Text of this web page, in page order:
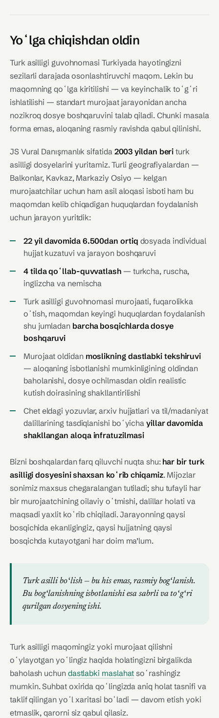
Yoʻlga chiqishdan oldin
Turk asilligi guvohnomasi Turkiyada hayotingizni
sezilarli darajada osonlashtiruvchi maqom. Lekin bu
maqomning qoʻlga kiritilishi — va keyinchalik toʻgʻri
ishlatilishi — standart murojaat jarayonidan ancha
nozikroq dosye boshqaruvini talab qiladi. Chunki masala
forma emas, aloqaning rasmiy ravishda qabul qilinishi.
JS Vural Danışmanlık sifatida 2003 yildan beri turk
asilligi dosyelarini yuritamiz. Turli geografiyalardan —
Balkonlar, Kavkaz, Markaziy Osiyo — kelgan
murojaatchilar uchun ham asil aloqasi isboti ham bu
maqomdan kelib chiqadigan huquqlardan foydalanish
uchun jarayon yuritdik:
22 yil davomida 6.500dan ortiq dosyada individual
hujjat kuzatuvi va jarayon boshqaruvi
4 tilda qoʻllab-quvvatlash— turkcha, ruscha,
inglizcha va nemischa
Turk asilligi guvohnomasi murojaati, fuqarolikka
oʻtish, maqomdan keyingi huquqlardan foydalanish
shu jumladan barcha bosqichlarda dosye
boshqaruvi
Murojaat oldidan moslikning dastlabki tekshiruvi
— aloqaning isbotlanishi mumkinligining oldindan
baholanishi, dosye ochilmasdan oldin realistic
kutish doirasining shakllantirilishi
Chet eldagi yozuvlar, arxiv hujjatlari va til/madaniyat
dalillarining tasdiqlanishi boʻyichayillar davomida
shakllangan aloqa infratuzilmasi
Bizni boshqalardan farq qiluvchi nuqta shu: har bir turk
asilligi dosyesini shaxsan koʻrib chiqamiz. Mijozlar
sonimiz maxsus chegaralangan tutiladi; shu tufayli har
bir murojaatchining oilaviy oʻtmishi, dalillar holati va
maqsadi yaxlit koʻrib chiqiladi. Jarayonning qaysi
bosqichida ekanligingiz, qaysi hujjatning qaysi
bosqichda kutayotgani har doim ma’lum.
Turk asilli boʻlish — bu his emas, rasmiy bogʻlanish.
Bu bogʻlanishning isbotlanishi esa sabrli va toʻgʻri
qurilgan dosyening ishi.
Turk asilligi maqomingiz yoki murojaat qilishni
oʻylayotgan yoʻlingiz haqida holatingizni birgalikda
baholash uchun dastlabki maslahat soʻrashingiz
mumkin. Suhbat oxirida qoʻlingizda aniq holat tasnifi va
taklif qilingan yoʻl xaritasi boʻladi — davom etish yoki
etmaslik, qarorni siz qabul qilasiz.